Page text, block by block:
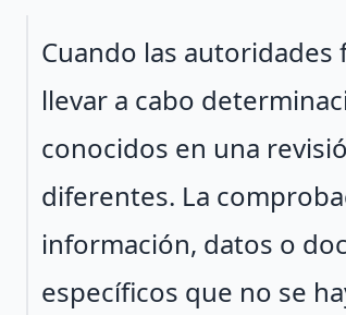
Párrafo 1
Cuando las
llevar a cabo
conocidos en una
diferentes. La
información, datos o
específicos que no se